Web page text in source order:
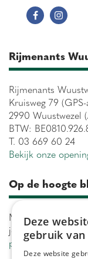
Rijmenants
Rijmenants
Kruisweg 79
2990 Wuustwezel
BTW:
T. 03 669 60 24
Bekijk onze
Op de hoogte
Maximaal 1 keer
je aan! Wij
privacy policy.
Deze
gebruik van
Deze website